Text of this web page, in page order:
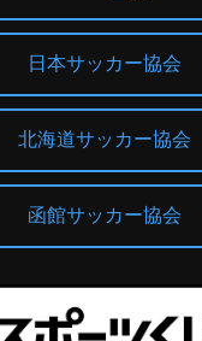
日本サッカー協会
北海道サッカー協会
函館サッカー協会